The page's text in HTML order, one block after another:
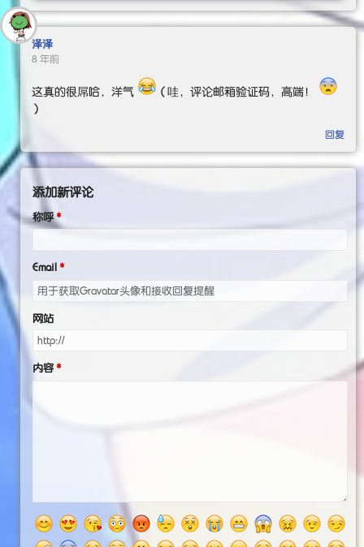
泽泽
8 年前
这真的很屌哈，洋气
（哇，评论邮箱验证码，高端！
）
回复
添加新评论
称呼
Email
网站
内容